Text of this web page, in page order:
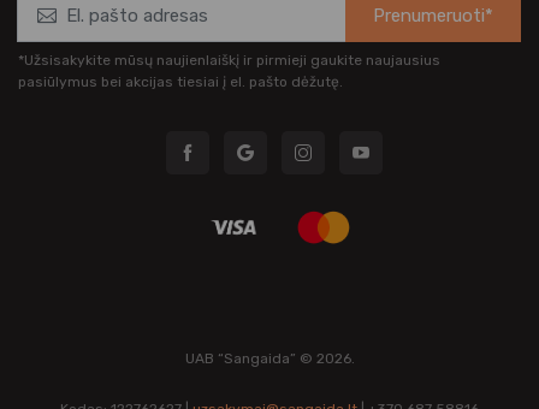
Prenumeruoti*
*Užsisakykite mūsų naujienlaiškį ir pirmieji gaukite naujausius
pasiūlymus bei akcijas tiesiai į el. pašto dėžutę.
UAB “Sangaida” © 2026.